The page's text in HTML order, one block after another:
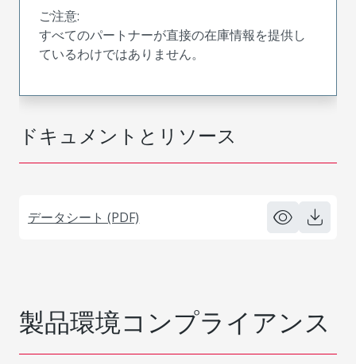
ドキュメントとリソース
データシート (PDF)
ご注意:
すべてのパートナーが直接の在庫情報を提供し
ているわけではありません。
製品環境コンプライアンス